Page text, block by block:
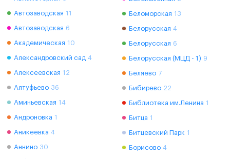
Автозаводская 11
Автозаводская 6
Академическая 10
Александровский сад 4
Алексеевская 12
Алтуфьево 36
Аминьевская 14
Андроновка 1
Аникеевка 4
Аннино 30
Беломорская 13
Белорусская 4
Белорусская 6
Белорусская (МЦД - 1) 9
Беляево 7
Бибирево 22
Библиотека им.Ленина 1
Битца 1
Битцевский Парк 1
Борисово 4